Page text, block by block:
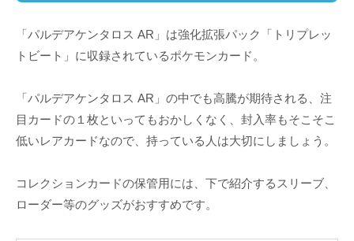
「パルデアケンタロス AR」は強化拡張パック「トリプレッ
トビート」に収録されているポケモンカード。
「パルデアケンタロス AR」の中でも高騰が期待される、注
目カードの１枚といってもおかしくなく、封入率もそこそこ
低いレアカードなので、持っている人は大切にしましょう。
コレクションカードの保管用には、下で紹介するスリーブ、
ローダー等のグッズがおすすめです。